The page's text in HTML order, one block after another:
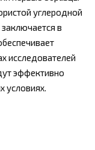
углеродной
заключается в
исследователей
эффективно
условиях.